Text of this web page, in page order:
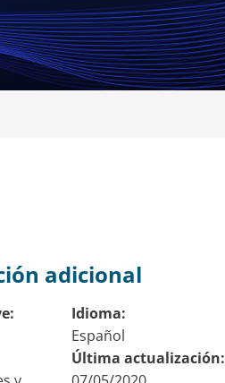
adicional
Idioma:
Español
Última actualización: